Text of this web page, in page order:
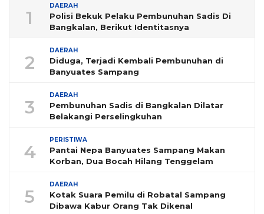
1
DAERAH
Polisi Bekuk Pelaku Pembunuhan Sadis Di
Bangkalan, Berikut Identitasnya
2
DAERAH
Diduga, Terjadi Kembali Pembunuhan di
Banyuates Sampang
3
DAERAH
Pembunuhan Sadis di Bangkalan Dilatar
Belakangi Perselingkuhan
4
PERISTIWA
Pantai Nepa Banyuates Sampang Makan
Korban, Dua Bocah Hilang Tenggelam
5
DAERAH
Kotak Suara Pemilu di Robatal Sampang
Dibawa Kabur Orang Tak Dikenal